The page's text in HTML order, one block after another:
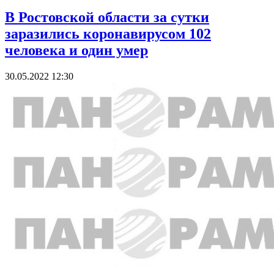
В Ростовской области за сутки
заразились коронавирусом 102
человека и один умер
30.05.2022 12:30